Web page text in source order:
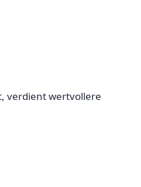
verdient wertvollere